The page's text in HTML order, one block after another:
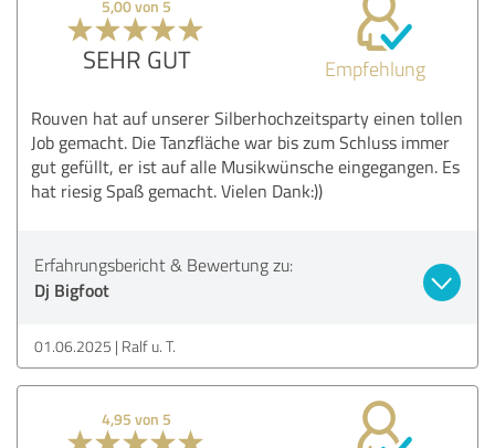
5,00 von 5
SEHR GUT Empfehlung
Rouven hat auf unserer Silberhochzeitsparty einen tollen
Job gemacht. Die Tanzfläche war bis zum Schluss immer
gut gefüllt, er ist auf alle Musikwünsche eingegangen. Es
hat riesig Spaß gemacht. Vielen Dank:))
Erfahrungsbericht & Bewertung zu:
Dj Bigfoot
01.06.2025 Ralf u. T.
4,95 von 5